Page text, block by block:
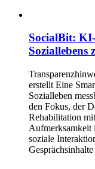
SocialBit:
Soziallebens
erstellt Eine
Sozialleben
den Fokus, der
Rehabilitation
Aufmerksamkeit
soziale